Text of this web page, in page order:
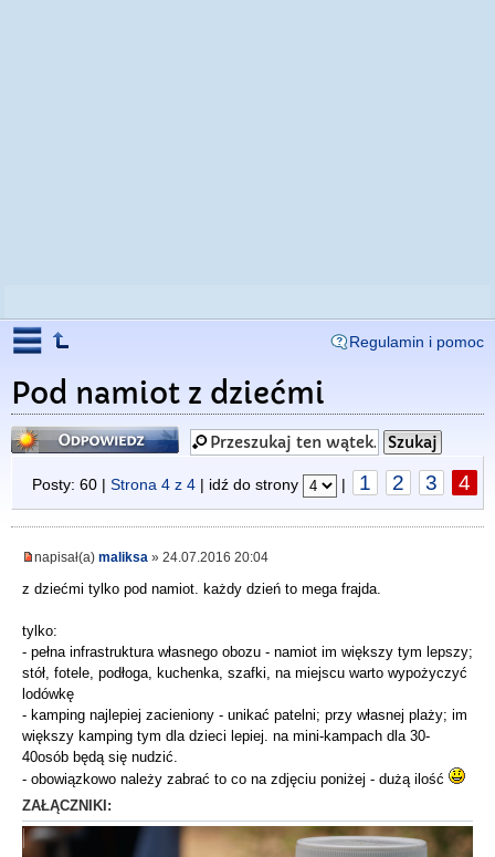
Regulamin i pomoc
Pod namiot z dziećmi
Odpowiedz
Posty: 60 | Strona 4 z 4 | idź do strony | 1 2 3 4
napisał(a) maliksa » 24.07.2016 20:04
z dziećmi tylko pod namiot. każdy dzień to mega frajda.
tylko:
- pełna infrastruktura własnego obozu - namiot im większy tym lepszy;
stół, fotele, podłoga, kuchenka, szafki, na miejscu warto wypożyczyć
lodówkę
- kamping najlepiej zacieniony - unikać patelni; przy własnej plaży; im
większy kamping tym dla dzieci lepiej. na mini-kampach dla 30-
40osób będą się nudzić.
- obowiązkowo należy zabrać to co na zdjęciu poniżej - dużą ilość
ZAŁĄCZNIKI: